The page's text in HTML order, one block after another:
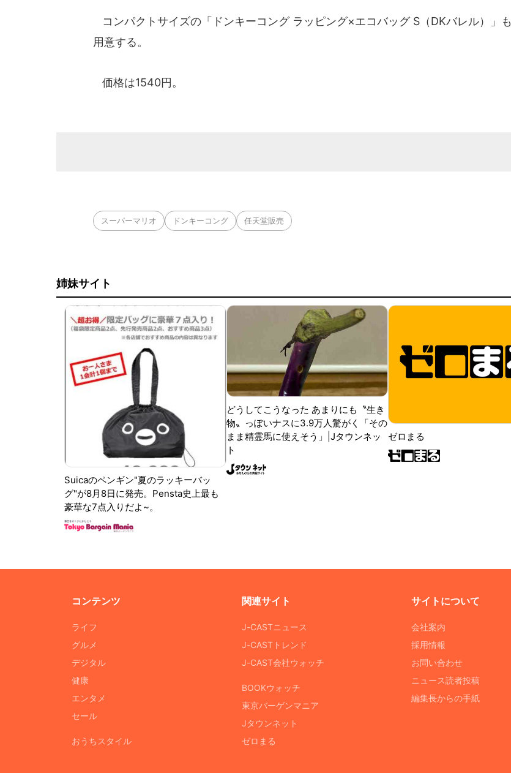
コンパクトサイズの「ドンキーコング ラッピング×エコバッグ S（DKバレル）」も
用意する。
価格は1540円。
スーパーマリオ ドンキーコング 任天堂販売
姉妹サイト
Suicaのペンギン"夏のラッキーバッ
グ"が8月8日に発売。Pensta史上最も
豪華な7点入りだよ~。
どうしてこうなった あまりにも〝生き
物〟っぽいナスに3.9万人驚がく「その
まま精霊馬に使えそう」|Jタウンネッ
ト
ゼロまる
コンテンツ
ライフ
グルメ
デジタル
健康
エンタメ
セール
おうちスタイル
関連サイト
J-CASTニュース
J-CASTトレンド
J-CAST会社ウォッチ
BOOKウォッチ
東京バーゲンマニア
Jタウンネット
ゼロまる
サイトについて
会社案内
採用情報
お問い合わせ
ニュース読者投稿
編集長からの手紙